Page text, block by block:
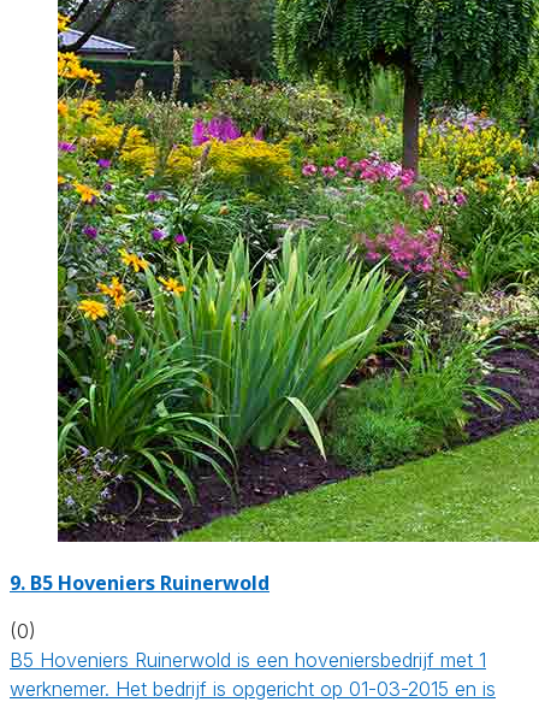
9. B5 Hoveniers Ruinerwold
(0)
B5 Hoveniers Ruinerwold is een hoveniersbedrijf met 1
werknemer. Het bedrijf is opgericht op 01-03-2015 en is